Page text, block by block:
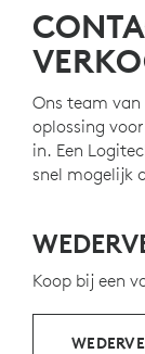
Ons team
oplossing
in. Een
snel mogelijk
Koop bij een